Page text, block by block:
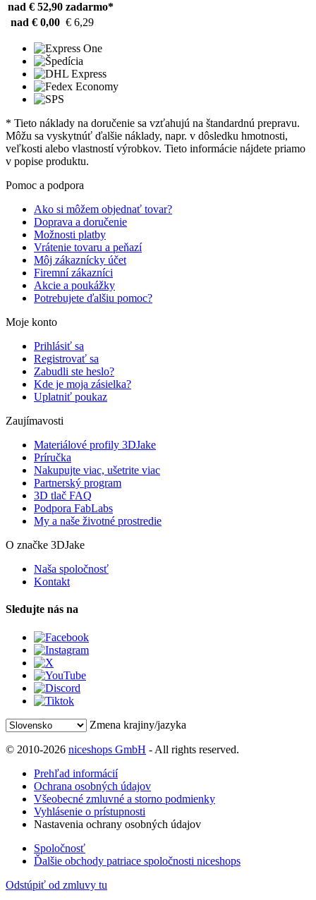
nad € 52,90 zadarmo*
nad € 0,00 € 6,29
* Tieto náklady na doručenie sa vzťahujú na štandardnú prepravu.
Môžu sa vyskytnúť ďalšie náklady, napr. v dôsledku hmotnosti,
veľkosti alebo vlastností výrobkov. Tieto informácie nájdete priamo
v popise produktu.
Pomoc a podpora
Ako si môžem objednať tovar?
Doprava a doručenie
Možnosti platby
Vrátenie tovaru a peňazí
Môj zákaznícky účet
Firemní zákazníci
Akcie a poukážky
Potrebujete ďalšiu pomoc?
Moje konto
Prihlásiť sa
Registrovať sa
Zabudli ste heslo?
Kde je moja zásielka?
Uplatniť poukaz
Zaujímavosti
Materiálové profily 3DJake
Príručka
Nakupujte viac, ušetrite viac
Partnerský program
3D tlač FAQ
Podpora FabLabs
My a naše životné prostredie
O značke 3DJake
Naša spoločnosť
Kontakt
Sledujte nás na
Zmena krajiny/jazyka
© 2010-2026 niceshops GmbH - All rights reserved.
Prehľad informácií
Ochrana osobných údajov
Všeobecné zmluvné a storno podmienky
Vyhlásenie o prístupnosti
Nastavenia ochrany osobných údajov
Spoločnosť
Ďalšie obchody patriace spoločnosti niceshops
Odstúpiť od zmluvy tu